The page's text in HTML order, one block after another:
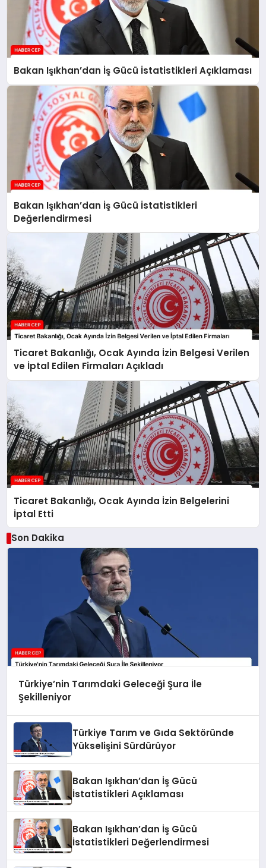
Bakan Işıkhan’dan İş Gücü İstatistikleri Açıklaması
Bakan Işıkhan’dan İş Gücü İstatistikleri
Değerlendirmesi
Ticaret Bakanlığı, Ocak Ayında İzin Belgesi Verilen
ve İptal Edilen Firmaları Açıkladı
Ticaret Bakanlığı, Ocak Ayında İzin Belgelerini
İptal Etti
Son Dakika
Türkiye’nin Tarımdaki Geleceği Şura İle
Şekilleniyor
Türkiye Tarım ve Gıda Sektöründe
Yükselişini Sürdürüyor
Bakan Işıkhan’dan İş Gücü
İstatistikleri Açıklaması
Bakan Işıkhan’dan İş Gücü
İstatistikleri Değerlendirmesi